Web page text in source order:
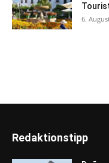
6.
Redaktionstipp